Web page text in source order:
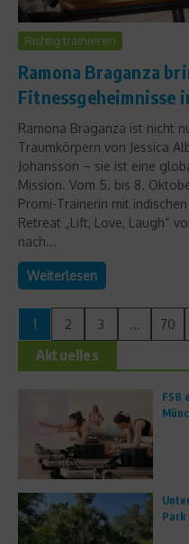
Richtig trainieren
Ramona Braganza
Fitnessgeheimnisse
Ramona Braganza ist nicht
Traumkörpern von Jessica
Johansson – sie ist eine
Mission. Vom 5. bis 8.
Promi-Trainerin mit
Retreat „Lift, Love, Laugh“
nach...
Weiterlesen
1 2 3 ... 70
Aktuelles
FS8
Park